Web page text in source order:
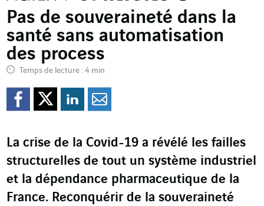
Pas de souveraineté dans la
santé sans automatisation
des process
Temps de lecture : 4 min
Partager sur Facebook
Partager sur Twitter
Partager sur
La crise de la Covid-19 a révélé les failles
structurelles de tout un système industriel
et la dépendance pharmaceutique de la
France. Reconquérir de la souveraineté